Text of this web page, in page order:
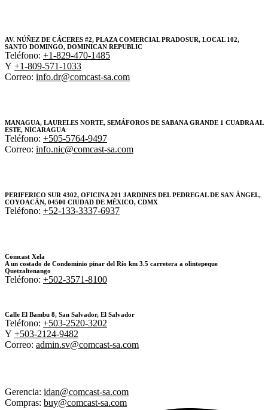
AV. NÚÑEZ DE CÁCERES #2, PLAZA COMERCIAL PRADOSUR, LOCAL 102,
SANTO DOMINGO, DOMINICAN REPUBLIC
Teléfono: +1-829-470-1485
Y +1-809-571-1033
Correo: info.dr@comcast-sa.com
MANAGUA, LAURELES NORTE, SEMÁFOROS DE SABANA GRANDE 1 CUADRA AL
ESTE, NICARAGUA
Teléfono: +505-5764-9497
Correo: info.nic@comcast-sa.com
PERIFERICO SUR 4302, OFICINA 201 JARDINES DEL PEDREGAL DE SAN ÁNGEL,
COYOACÁN, 04500 CIUDAD DE MÉXICO, CDMX
Teléfono: +52-133-3337-6937
Comcast Xela
A un costado de Condominio pinar del Río km 3.5 carretera a olintepeque
Quetzaltenango
Teléfono: +502-3571-8100
Calle El Bambu 8, San Salvador, El Salvador
Teléfono: +503-2520-3202
Y +503-2124-9482
Correo: admin.sv@comcast-sa.com
Gerencia: idan@comcast-sa.com
Compras: buy@comcast-sa.com